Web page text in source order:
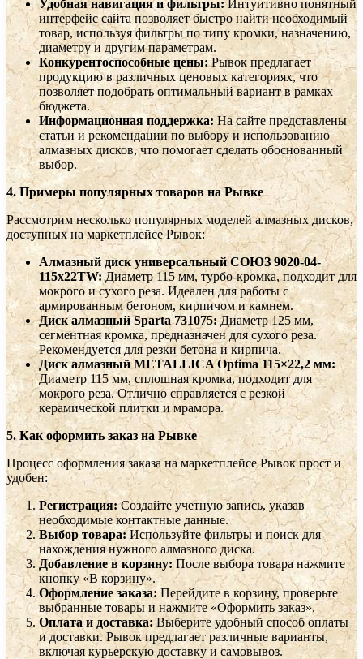
Удобная навигация и фильтры:Интуитивно понятный
интерфейс сайта позволяет быстро найти необходимый
товар, используя фильтры по типу кромки, назначению,
диаметру и другим параметрам.
Конкурентоспособные цены:Рывок предлагает
продукцию в различных ценовых категориях, что
позволяет подобрать оптимальный вариант в рамках
бюджета.
Информационная поддержка: На сайте представлены
статьи и рекомендации по выбору и использованию
алмазных дисков, что помогает сделать обоснованный
выбор.
4. Примеры популярных товаров на Рывке
Рассмотрим несколько популярных моделей алмазных дисков,
доступных на маркетплейсе Рывок:
Алмазный диск универсальный СОЮЗ 9020-04-
115x22TW:Диаметр 115 мм, турбо-кромка, подходит для
мокрого и сухого реза. Идеален для работы с
армированным бетоном, кирпичом и камнем.
Диск алмазный Sparta 731075:Диаметр 125 мм,
сегментная кромка, предназначен для сухого реза.
Рекомендуется для резки бетона и кирпича.
Диск алмазный METALLICA Optima 115×22,2 мм:
Диаметр 115 мм, сплошная кромка, подходит для
мокрого реза. Отлично справляется с резкой
керамической плитки и мрамора.
5. Как оформить заказ на Рывке
Процесс оформления заказа на маркетплейсе Рывок прост и
удобен:
Регистрация:Создайте учетную запись, указав
необходимые контактные данные.
Выбор товара:Используйте фильтры и поиск для
нахождения нужного алмазного диска.
Добавление в корзину: После выбора товара нажмите
кнопку «В корзину».
Оформление заказа:Перейдите в корзину, проверьте
выбранные товары и нажмите «Оформить заказ».
Оплата и доставка: Выберите удобный способ оплаты
и доставки. Рывок предлагает различные варианты,
включая курьерскую доставку и самовывоз.